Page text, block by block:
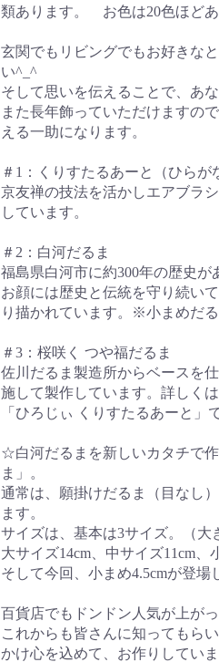
類あります。 お色は20色ほどあ
玄関でもリビングでもお好きな
い^_^
そして思いを伝えることで、あ
また長年飾っていただけますの
える一助になります。
＃1：くりすたるあーと（ひらが
京友禅の技法を活かしエアブラ
しています。
＃2：白河だるま
福島県白河市に約300年の歴史が
お顔には歴史と伝統を守り続い
り描かれています。※小まめだ
＃3：桜咲く つや福だるま
佐川だるま製造所からベースを
施して製作しています。詳しく
「ひろじぃ くりすたるあーと」
☆白河だるまを新しいカタチで
ま」。
通常は、願掛けだるま（目なし
ます。
サイズは、基本は3サイズ。（大
大サイズ14cm、中サイズ11cm、
そして今回、小まめ4.5cmが登場
百貨店でもドンドン人気が上が
これからも皆さんに知ってもら
かけ心を込めて、お作りしていま